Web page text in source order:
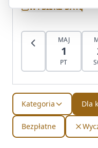
WYBIERZ DATĘ
MAJ
1
PT
Kategoria Dla
Bezpłatne